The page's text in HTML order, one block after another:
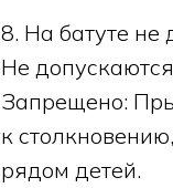
8. На батуте
Не
Запрещено:
к
рядом детей.